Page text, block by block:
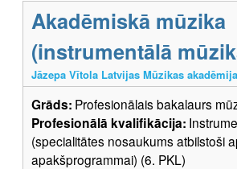
Akadēmiskā mūzika
(instrumentālā
Jāzepa Vītola Latvijas Mūzikas akadēmija
Grāds: Profesionālais bakalaurs
Profesionālā kvalifikācija:
(specialitātes nosaukums atbilstoši
apakšprogrammai) (6. PKL)